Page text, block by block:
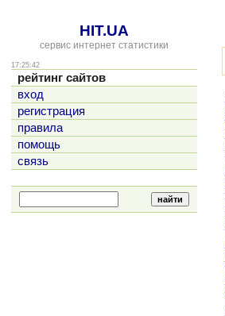
HIT.UA
сервис интернет статистики
17:25:42
рейтинг сайтов
вход
регистрация
правила
помощь
связь